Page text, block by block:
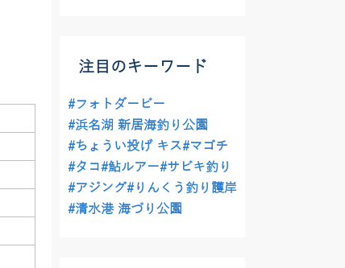
注目のキーワード
#フォトダービー
#浜名湖 新居海釣り公園
#ちょうい投げ キス#マゴチ
#タコ#鮎ルアー#サビキ釣り
#アジング#りんくう釣り護岸
#清水港 海づり公園